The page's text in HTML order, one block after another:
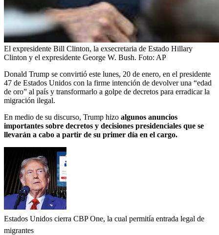
El expresidente Bill Clinton, la exsecretaria de Estado Hillary
Clinton y el expresidente George W. Bush. Foto: AP
Donald Trump se convirtió este lunes, 20 de enero, en el presidente
47 de Estados Unidos con la firme intención de devolver una “edad
de oro” al país y transformarlo a golpe de decretos para erradicar la
migración ilegal.
En medio de su discurso, Trump hizo algunos anuncios
importantes sobre decretos y decisiones presidenciales que se
llevarán a cabo a partir de su primer día en el cargo.
Estados Unidos cierra CBP One, la cual permitía entrada legal de
migrantes